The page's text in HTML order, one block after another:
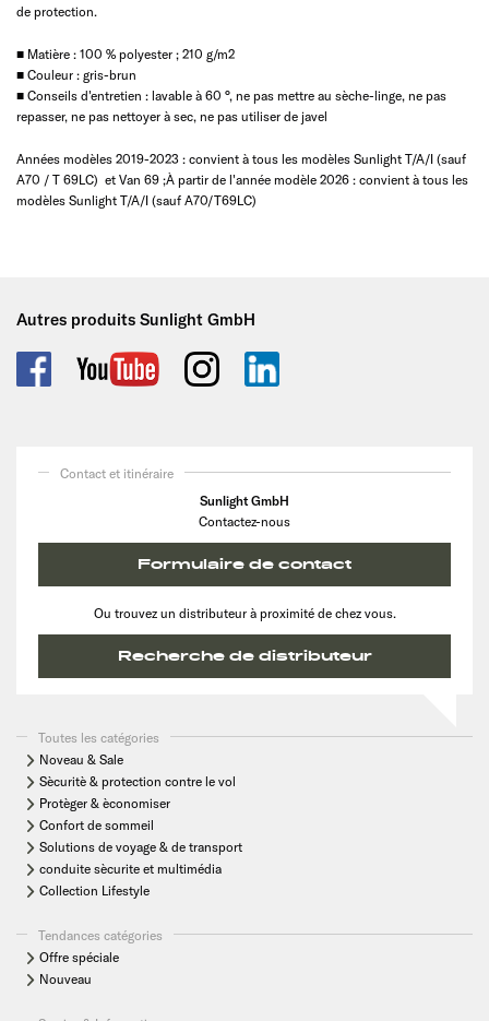
de protection.
■ Matière : 100 % polyester ; 210 g/m2
■ Couleur : gris-brun
■ Conseils d'entretien : lavable à 60 °, ne pas mettre au sèche-linge, ne pas
repasser, ne pas nettoyer à sec, ne pas utiliser de javel
Années modèles 2019-2023 : convient à tous les modèles Sunlight T/A/I (sauf
A70 / T 69LC) et Van 69 ;À partir de l'année modèle 2026 : convient à tous les
modèles Sunlight T/A/I (sauf A70/T69LC)
Autres produits Sunlight GmbH
Contact et itinéraire
Sunlight GmbH
Contactez-nous
Formulaire de contact
Ou trouvez un distributeur à proximité de chez vous.
Recherche de distributeur
Toutes les catégories
Noveau & Sale
Sècuritè & protection contre le vol
Protèger & èconomiser
Confort de sommeil
Solutions de voyage & de transport
conduite sècurite et multimédia
Collection Lifestyle
Tendances catégories
Offre spéciale
Nouveau